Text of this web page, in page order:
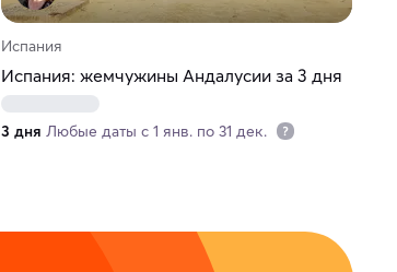
Испания
Испания: жемчужины Андалусии за 3 дня
3 дня Любые даты с 1 янв. по 31 дек.